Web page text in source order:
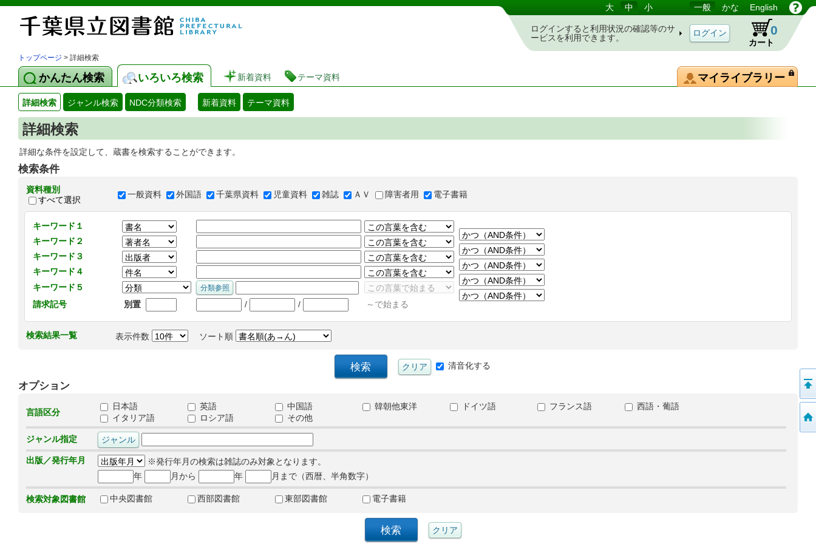
図書館 蔵書検索・予約システム 大 中 小 一般 かな English
ログインすると利用状況の確認等のサ
ービスを利用できます。
カート
0
トップページ > 詳細検索
かんたん検索 いろいろ検索 新着資料 テーマ資料 マイライブラリー
詳細検索 ジャンル検索 NDC分類検索 新着資料 テーマ資料
詳細検索
詳細な条件を設定して、蔵書を検索することができます。
検索条件
資料種別
すべて選択
一般資料 外国語 千葉県資料 児童資料 雑誌 ＡＶ 障害者用 電子書籍
キーワード１
キーワード２
キーワード３
キーワード４
キーワード５
請求記号
別置 / / ～で始まる
検索結果一覧 表示件数 ソート順
清音化する
オプション
言語区分
日本語 英語 中国語 韓朝他東洋 ドイツ語 フランス語
西語・葡語
イタリア語
ロシア語 その他
ジャンル指定
出版／発行年月
※発行年月の検索は雑誌のみ対象となります。
年
月から 年 月まで（西暦、半角数字）
検索対象図書館 中央図書館 西部図書館 東部図書館 電子書籍